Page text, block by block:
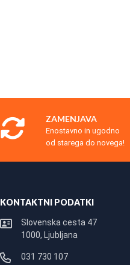
ZAMENJAVA
Enostavno in ugodno
od starega do novega!
KONTAKTNI PODATKI
Slovenska cesta 47
1000, Ljubljana
031 730 107